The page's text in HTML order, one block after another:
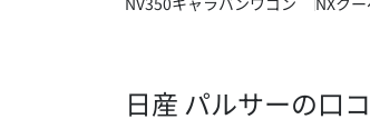
日産 パルサーの口